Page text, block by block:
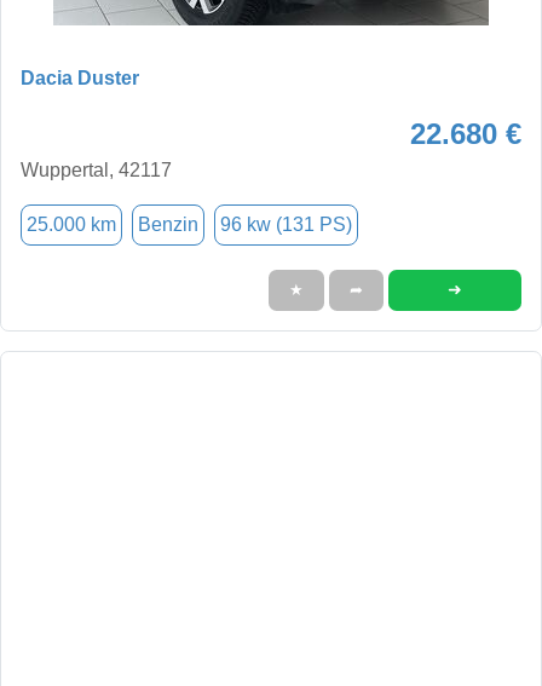
Dacia Duster
22.680 €
Wuppertal, 42117
25.000 km Benzin 96 kw (131 PS)
★ ➦ ➜